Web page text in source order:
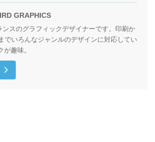
GRAPHICS
ンスのグラフィックデザイナーです。印刷か
でいろんなジャンルのデザインに対応してい
が趣味。